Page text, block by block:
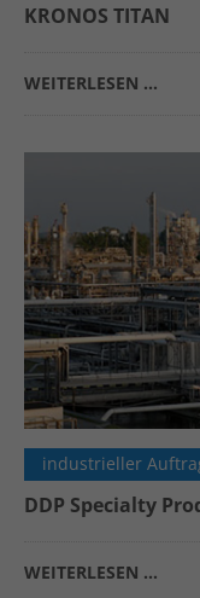
KRONOS TITAN
WEITERLESEN …
industrieller
DDP Specialty
WEITERLESEN …